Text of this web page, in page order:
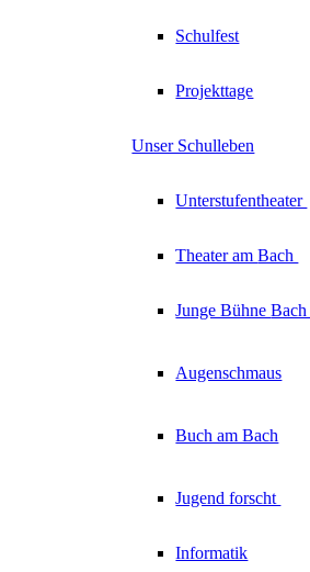
Schulfest
Projekttage
Unser Schulleben
Unterstufentheater
Theater amBach
Junge BühneBach
Augenschmaus
Buch am Bach
Jugend forscht
Informatik